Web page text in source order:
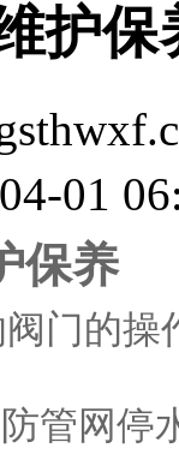
护保
01
保养
门的操
管网停